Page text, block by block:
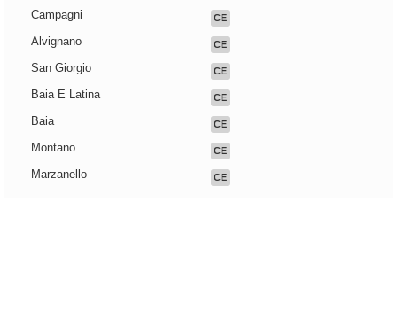
Campagni CE
Alvignano CE
San Giorgio CE
Baia E Latina CE
Baia CE
Montano CE
Marzanello CE